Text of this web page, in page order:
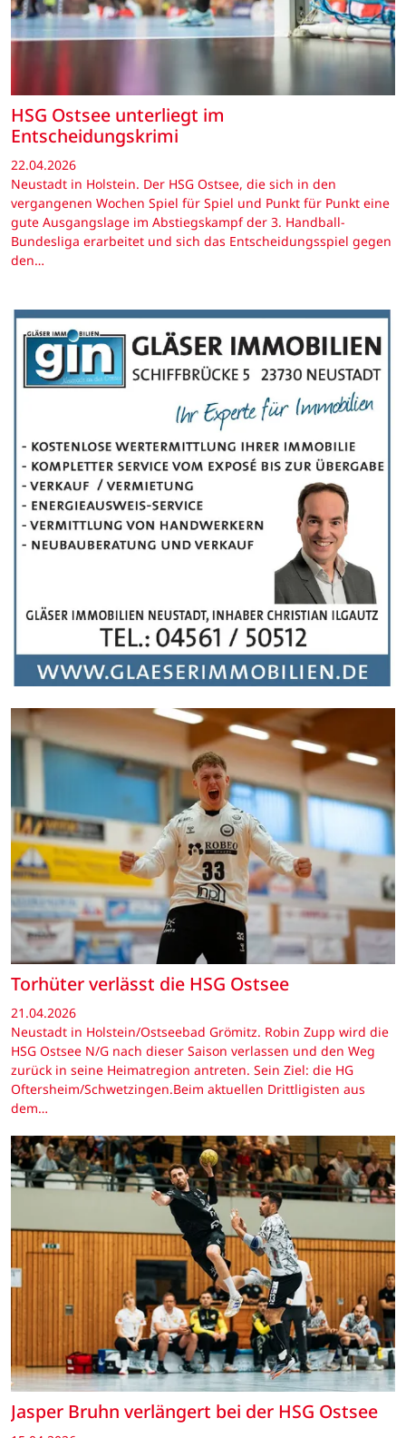
HSG Ostsee unterliegt im
Entscheidungskrimi
22.04.2026
Neustadt in Holstein. Der HSG Ostsee, die sich in den
vergangenen Wochen Spiel für Spiel und Punkt für Punkt eine
gute Ausgangslage im Abstiegskampf der 3. Handball-
Bundesliga erarbeitet und sich das Entscheidungsspiel gegen
den…
Torhüter verlässt die HSG Ostsee
21.04.2026
Neustadt in Holstein/Ostseebad Grömitz. Robin Zupp wird die
HSG Ostsee N/G nach dieser Saison verlassen und den Weg
zurück in seine Heimatregion antreten. Sein Ziel: die HG
Oftersheim/Schwetzingen.Beim aktuellen Drittligisten aus
dem…
Jasper Bruhn verlängert bei der HSG Ostsee